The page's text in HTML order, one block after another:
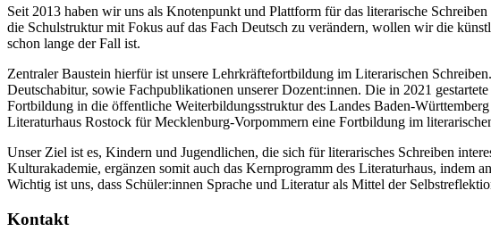
Seit 2013 haben wir uns als Knotenpunkt und Plattform für das literarische
die Schulstruktur mit Fokus auf das Fach Deutsch zu verändern, wollen wir die
schon lange der Fall ist.
Zentraler Baustein hierfür ist unsere Lehrkräftefortbildung im Literarischen
Deutschabitur, sowie Fachpublikationen unserer Dozent:innen. Die in 2021
Fortbildung in die öffentliche Weiterbildungsstruktur des Landes Baden-
Literaturhaus Rostock für Mecklenburg-Vorpommern eine Fortbildung im
Unser Ziel ist es, Kindern und Jugendlichen, die sich für literarisches Schreiben
Kulturakademie, ergänzen somit auch das Kernprogramm des Literaturhaus, indem
Wichtig ist uns, dass Schüler:innen Sprache und Literatur als Mittel der
Kontakt